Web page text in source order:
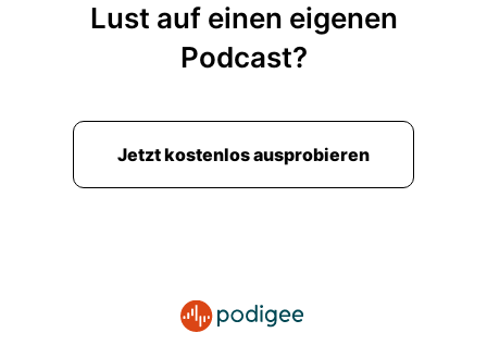
Lust auf einen eigenen
Podcast?
Jetzt kostenlos ausprobieren